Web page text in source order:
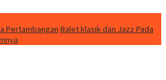
Pertambangan Balet klasik dan Jazz Pada